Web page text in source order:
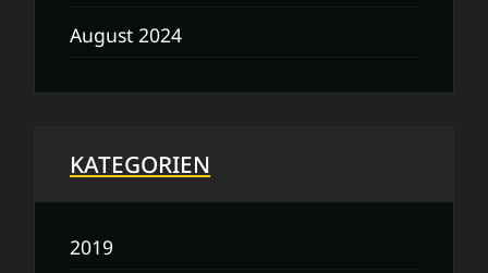
August 2024
KATEGORIEN
2019